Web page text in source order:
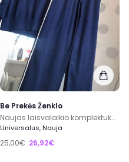
Be Prekės Ženklo
Naujas laisvalaikio komplektukaa
Universalus, Nauja
25,00€ 26,92€